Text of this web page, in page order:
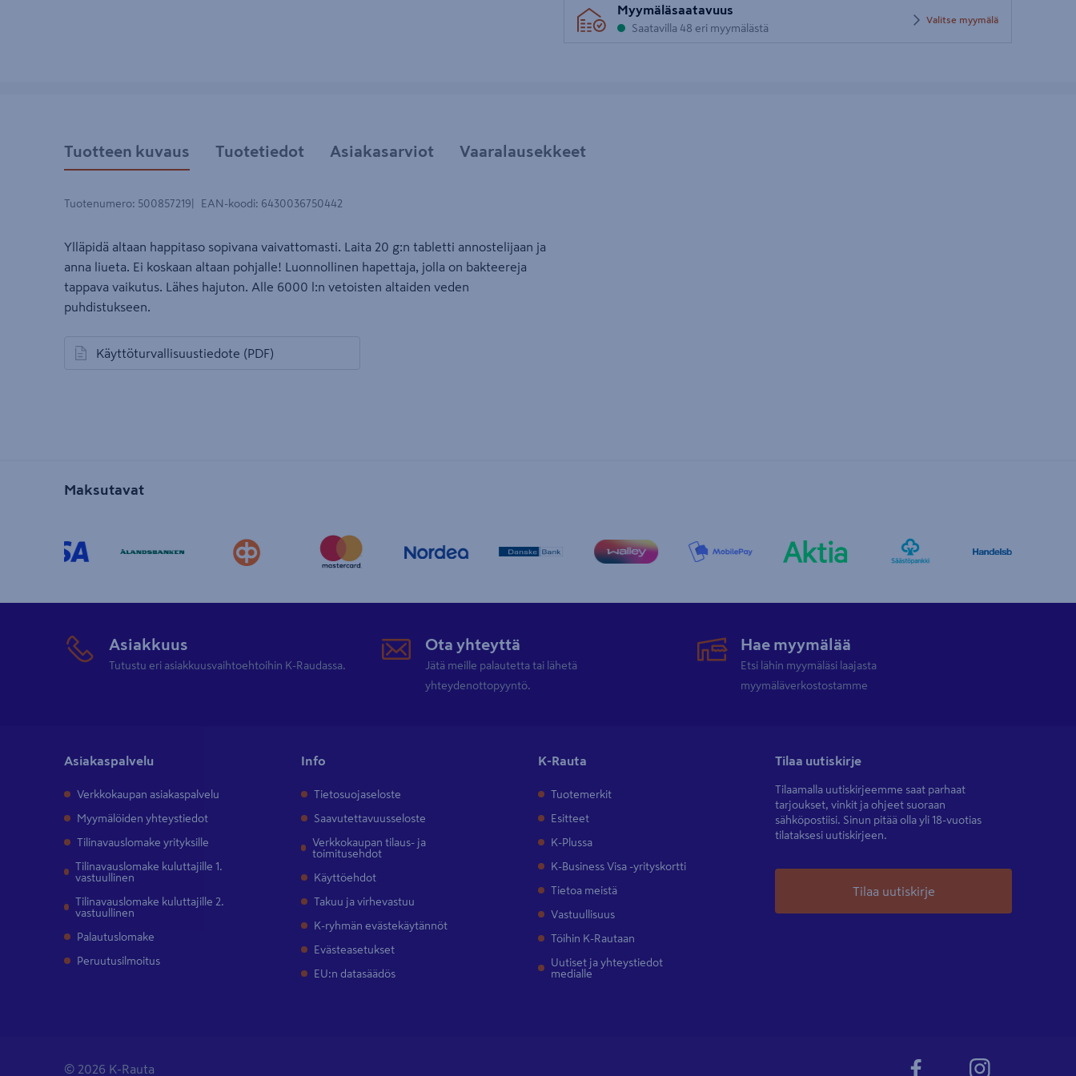
postinumero
Myymäläsaatavuus
Saatavilla 48 eri myymälästä
Valitse myymälä
Tuotteen kuvaus Tuotetiedot Asiakasarviot Vaaralausekkeet
Tuotenumero: 500857219 EAN-koodi: 6430036750442
Ylläpidä altaan happitaso sopivana vaivattomasti. Laita 20 g:n tabletti annostelijaan ja
anna liueta. Ei koskaan altaan pohjalle! Luonnollinen hapettaja, jolla on bakteereja
tappava vaikutus. Lähes hajuton. Alle 6000 l:n vetoisten altaiden veden
puhdistukseen.
Käyttöturvallisuustiedote (PDF)
avautuu uuteen välilehteen
Maksutavat
Asiakkuus
Tutustu eri asiakkuusvaihtoehtoihin K-Raudassa.
Ota yhteyttä
Jätä meille palautetta tai lähetä
yhteydenottopyyntö.
Hae myymälää
Etsi lähin myymäläsi laajasta
myymäläverkostostamme
Asiakaspalvelu
Verkkokaupan asiakaspalvelu
Myymälöiden yhteystiedot
Tilinavauslomake yrityksille
Tilinavauslomake kuluttajille 1.
vastuullinen
Tilinavauslomake kuluttajille 2.
vastuullinen
Palautuslomake
Peruutusilmoitus
Info
Tietosuojaseloste
Saavutettavuusseloste
Verkkokaupan tilaus- ja
toimitusehdot
Käyttöehdot
Takuu ja virhevastuu
K-ryhmän evästekäytännöt
Evästeasetukset
EU:n datasäädös
K-Rauta
Tuotemerkit
Esitteet
K-Plussa
K-Business Visa -yrityskortti
Tietoa meistä
Vastuullisuus
Töihin K-Rautaan
Uutiset ja yhteystiedot
medialle
Tilaa uutiskirje
Tilaamalla uutiskirjeemme saat parhaat
tarjoukset, vinkit ja ohjeet suoraan
sähköpostiisi. Sinun pitää olla yli 18-vuotias
tilataksesi uutiskirjeen.
Tilaa uutiskirje
© 2026 K-Rauta